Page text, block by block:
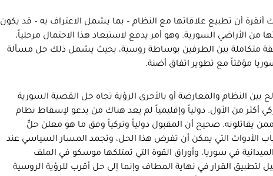
أن تطبيع علاقاتها مع النظام – بما يشمل الاعتراف به – قد يكون
من الأراضي السورية. وهو أمر يدفع لاستبعاد هذا الاحتمال مرحلياً،
متكاملة بين الطرفين بوساطة روسية، بحيث يشمل ذلك حل مسألة
مؤقتاً مع تطوير اتفاق أضنة.
بين النظام والمعارضة أو بالأحرى الرؤية تجاه حل القضية السورية
أكثر من الأول. دولياً وإقليمياً لم يعد هناك من يدعو لإسقاط نظام
ممن يقاتلونه. صحيح أن المقبول دولياً وتركياً وفق ما هو معلن حلٌّ
2254، ولكن غياب الأدوات التي يمكن أن تفرض هذا الحل، وتجمد المسار السياسي عند
في سوريا، وأوراق القوة التي تمتلكها موسكو في الملف
لتطبيق القرار في نهاية المطاف وإنما إلى حل أقرب للرؤية الروسية